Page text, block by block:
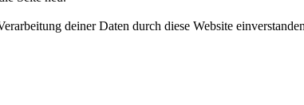
deiner Daten durch diese Website